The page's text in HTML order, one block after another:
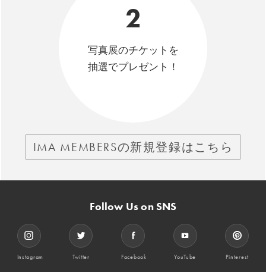
2
写真展のチケットを
抽選でプレゼント！
IMA MEMBERSの新規登録はこちら
Follow Us on SNS
Instagram Twitter Facebook YouTube Pinterest